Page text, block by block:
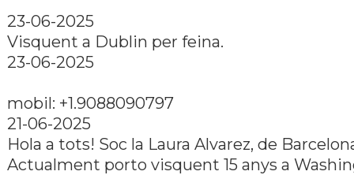
23-06-2025
Visquent a Dublin per feina.
23-06-2025
mobil: +1.9088090797
21-06-2025
Hola a tots! Soc la Laura Alvarez, de
Actualment porto visquent 15 anys a